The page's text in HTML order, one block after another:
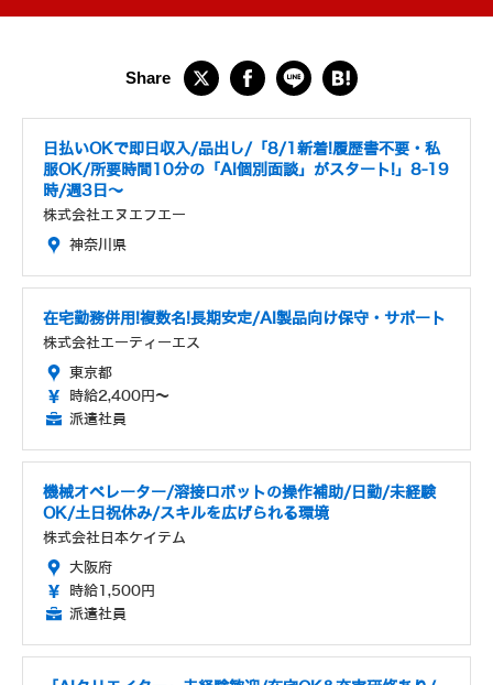
日払いOKで即日収入/品出し/「8/1新着!履歴書不要・私
服OK/所要時間10分の「AI個別面談」がスタート!」8-19
時/週3日～
株式会社エヌエフエー
神奈川県
在宅勤務併用!複数名!長期安定/AI製品向け保守・サポート
株式会社エーティーエス
東京都
時給2,400円～
派遣社員
機械オペレーター/溶接ロボットの操作補助/日勤/未経験
OK/土日祝休み/スキルを広げられる環境
株式会社日本ケイテム
大阪府
時給1,500円
派遣社員